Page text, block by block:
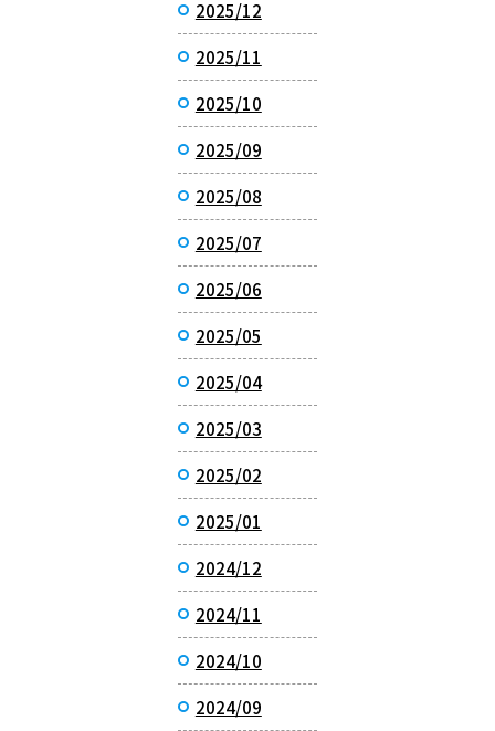
2025/12
2025/11
2025/10
2025/09
2025/08
2025/07
2025/06
2025/05
2025/04
2025/03
2025/02
2025/01
2024/12
2024/11
2024/10
2024/09